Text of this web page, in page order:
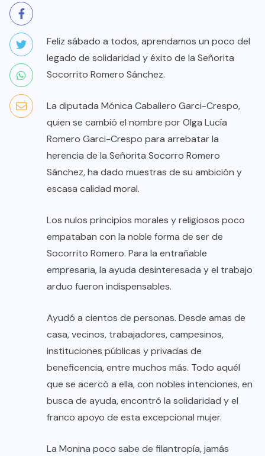
Feliz sábado a todos, aprendamos un poco del
legado de solidaridad y éxito de la Señorita
Socorrito Romero Sánchez.
La diputada Mónica Caballero Garci-Crespo,
quien se cambió el nombre por Olga Lucía
Romero Garci-Crespo para arrebatar la
herencia de la Señorita Socorro Romero
Sánchez, ha dado muestras de su ambición y
escasa calidad moral.
Los nulos principios morales y religiosos poco
empataban con la noble forma de ser de
Socorrito Romero. Para la entrañable
empresaria, la ayuda desinteresada y el trabajo
arduo fueron indispensables.
Ayudó a cientos de personas. Desde amas de
casa, vecinos, trabajadores, campesinos,
instituciones públicas y privadas de
beneficencia, entre muchos más. Todo aquél
que se acercó a ella, con nobles intenciones, en
busca de ayuda, encontró la solidaridad y el
franco apoyo de esta excepcional mujer.
La Monina poco sabe de filantropía, jamás